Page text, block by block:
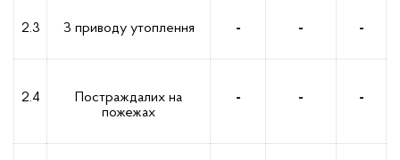
2.3 З приводу утоплення - - -
2.4
Постраждалих на
пожежах
- - -